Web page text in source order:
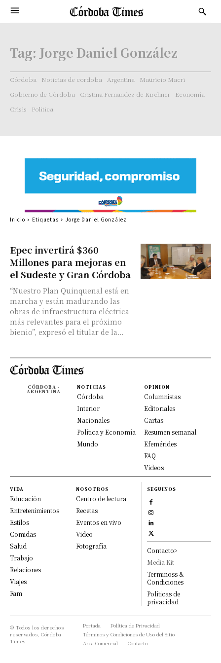
Tag: Jorge Daniel González
Córdoba Noticias de cordoba Argentina
Mauricio Macri
Gobierno de Córdoba
Cristina Fernandez de Kirchner
Economía
Crisis
Politica
Epec invertirá $360
Millones para mejoras en
el Sudeste y Gran Córdoba
“Nuestro Plan Quinquenal está en
marcha y están madurando las
obras de infraestructura eléctrica
más relevantes para el próximo
bienio”, expresó el titular de la...
Inicio Etiquetas Jorge Daniel González
CÓRDOBA -
ARGENTINA
NOTICIAS
Córdoba
Interior
Nacionales
Política y Economía
Mundo
OPINION
Columnistas
Editoriales
Cartas
Resumen semanal
Efemérides
FAQ
Videos
VIDA
Educación
Entretenimientos
Estilos
Comidas
Salud
Trabajo
Relaciones
Viajes
Fam
NOSOTROS
Centro de lectura
Recetas
Eventos en vivo
Video
Fotografía
SEGUINOS
Contacto>
Media Kit
Terminoss &
Condiciones
Políticas de
privacidad
© Todos los derechos
reservados, Córdoba
Times
Portada
Política de Privacidad
Términos y Condiciones de Uso del Sitio
Area Comercial
Contacto